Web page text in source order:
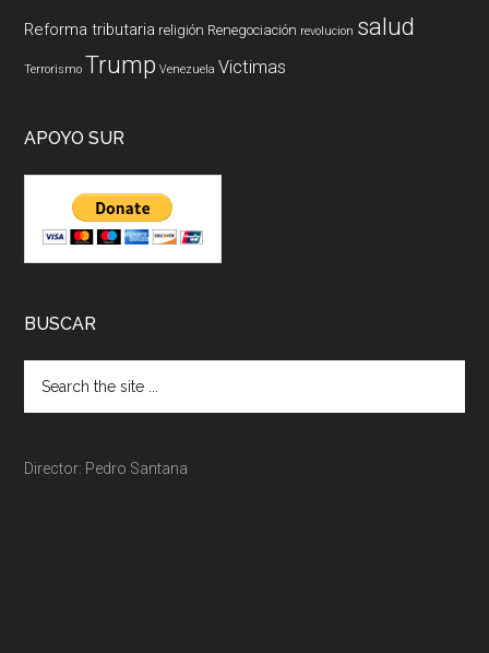
Reforma tributaria religión Renegociación revolucion salud
Terrorismo Trump Venezuela Victimas
APOYO SUR
BUSCAR
Director: Pedro Santana